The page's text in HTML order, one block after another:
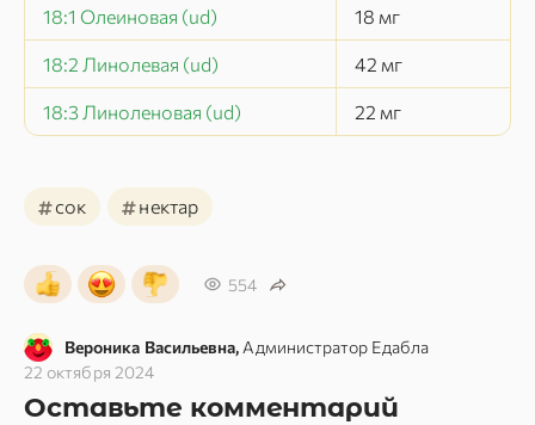
18:1 Олеиновая (ud) 18 мг
18:2 Линолевая (ud) 42 мг
18:3 Линоленовая (ud) 22 мг
#сок #нектар
554
Вероника Васильевна, Администратор Едабла
22 октября 2024
Оставьте комментарий